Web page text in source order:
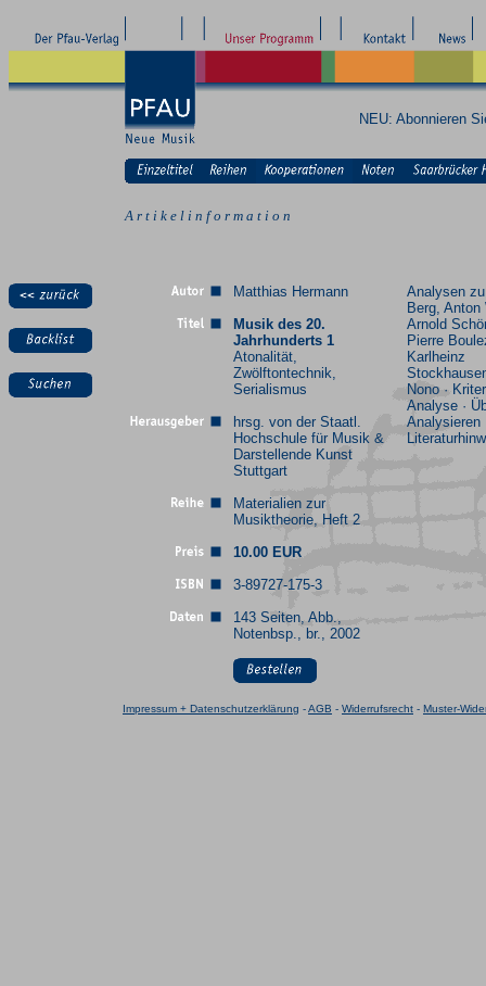
NEU: Abonnieren
A r t i k e l i n f o r m a t i o n
Matthias Hermann
Musik des 20.
Jahrhunderts 1
Atonalität,
Zwölftontechnik,
Serialismus
hrsg. von der Staatl.
Hochschule für Musik &
Darstellende Kunst
Stuttgart
Materialien zur
Musiktheorie, Heft 2
10.00 EUR
3-89727-175-3
143 Seiten, Abb.,
Notenbsp., br., 2002
Analysen
Berg, Anton
Arnold
Pierre
Karlheinz
Nono ·
Analyse ·
Analysieren
Impressum + Datenschutzerklärung -AGB - Widerrufsrecht - Muster-